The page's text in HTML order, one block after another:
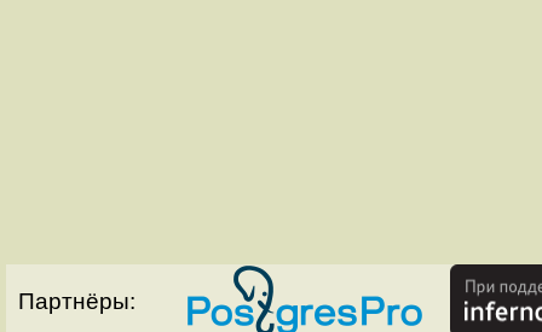
Партнёры: